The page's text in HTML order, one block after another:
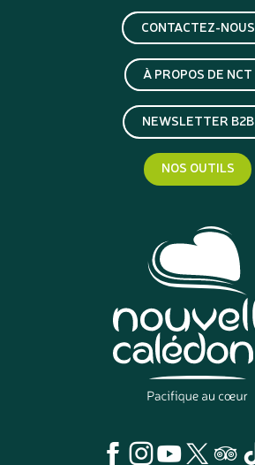
CONTACTEZ-NOUS
À PROPOS DE NCT
NEWSLETTER B2B
NOS OUTILS